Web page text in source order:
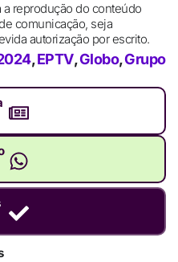
reprodução do conteúdo
comunicação, seja
autorização por escrito.
,EPTV,Globo,Grupo